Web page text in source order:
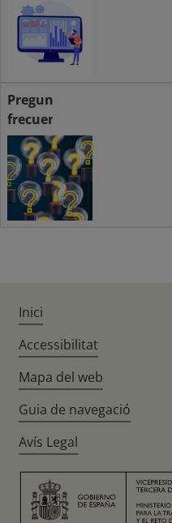
Preguntas
frecuentes
Inici
Accessibilitat
Mapa del web
Guia de navegació
Avís Legal